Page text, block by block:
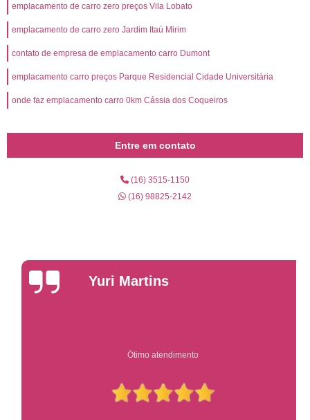
emplacamento de carro zero preços Vila Lobato
emplacamento de carro zero Jardim Itaú Mirim
contato de empresa de emplacamento carro Dumont
emplacamento carro preços Parque Residencial Cidade Universitária
onde faz emplacamento carro 0km Cássia dos Coqueiros
Entre em contato
(16) 3515-1150
(16) 98825-2142
Yuri Martins
Ótimo atendimento